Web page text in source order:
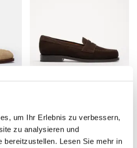
um Ihr Erlebnis zu verbessern,
zu analysieren und
bereitzustellen. Lesen Sie mehr in
Braunes Wildleder
Ledersohle